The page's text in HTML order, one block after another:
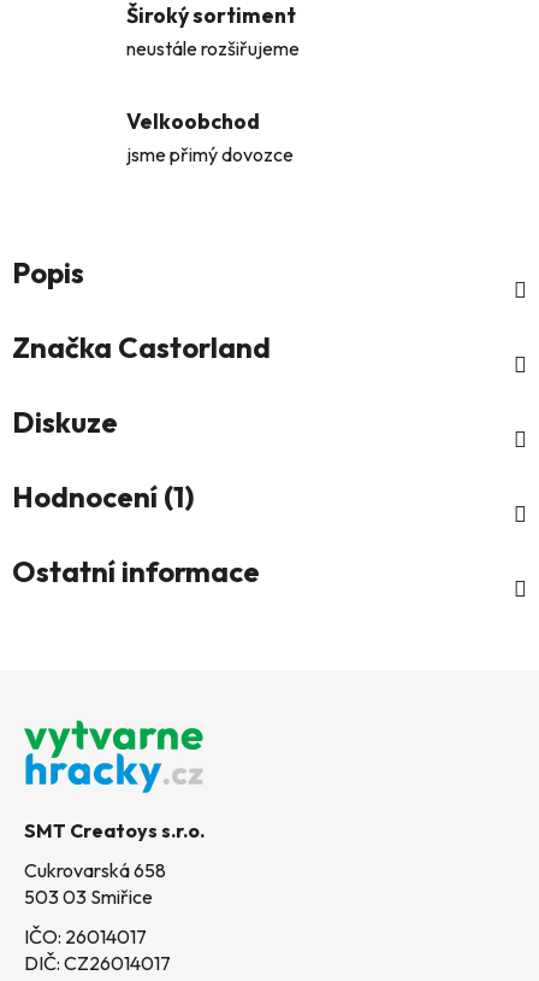
Široký sortiment
neustále rozšiřujeme
Velkoobchod
jsme přimý dovozce
Popis
Značka Castorland
Diskuze
Hodnocení (1)
Ostatní informace
SMT Creatoys s.r.o.
Cukrovarská 658
503 03 Smiřice
IČO: 26014017
DIČ: CZ26014017